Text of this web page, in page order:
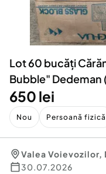
Servicii
Animale de
Afaceri și
Inchiriere Bunuri si
Utilaje agricole si
Piese auto si
Dacia Duster
Lot 60 bucăți
Bubble" Dedeman
650 lei
Nou Persoană fizică
Valea Voievozilor,
30.07.2026